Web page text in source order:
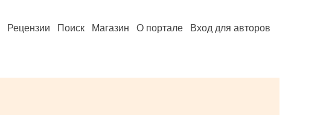
Рецензии Поиск Магазин О портале Вход для авторов